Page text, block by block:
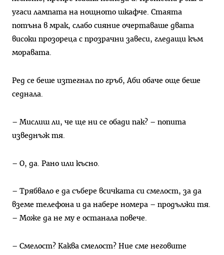
угаси лампата на нощното шкафче. Стаята
потъна в мрак, слабо сияние очертаваше двата
високи прозореца с прозрачни завеси, гледащи към
моравата.
Ред се беше изтегнал по гръб, Аби обаче още беше
седнала.
– Мислиш ли, че ще ни се обади пак? – попита
изведнъж тя.
– О, да. Рано или късно.
– Трябвало е да събере всичката си смелост, за да
вземе телефона и да набере номера – продължи тя.
– Може да не му е останала повече.
– Смелост? Каква смелост? Ние сме неговите